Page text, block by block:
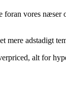
vores næser
mere adstadigt
alt for